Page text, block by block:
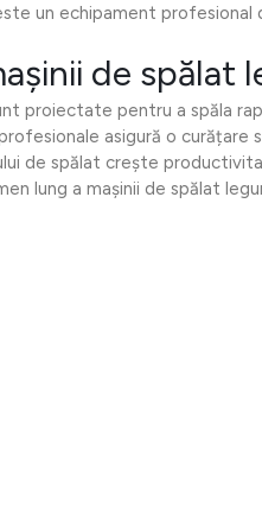
un echipament
de spălat
proiectate pentru a spăla
asigură o curățare
de spălat crește
lung a mașinii de spălat